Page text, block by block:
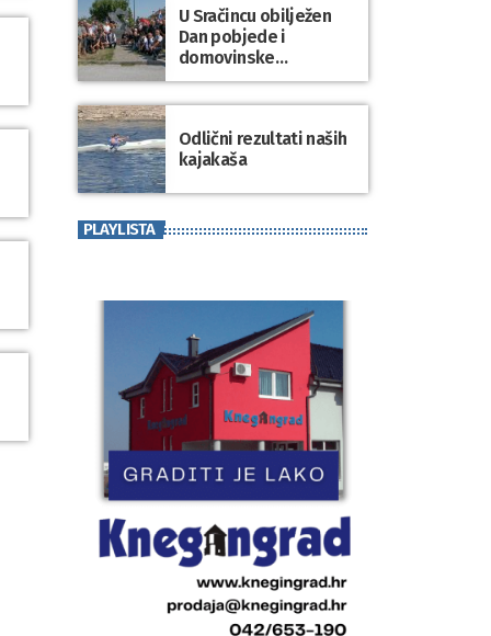
U Sračincu obilježen
Dan pobjede i
domovinske
zahvalnosti te Dan
hrvatskih branitelja
Odlični rezultati naših
kajakaša
PLAYLISTA